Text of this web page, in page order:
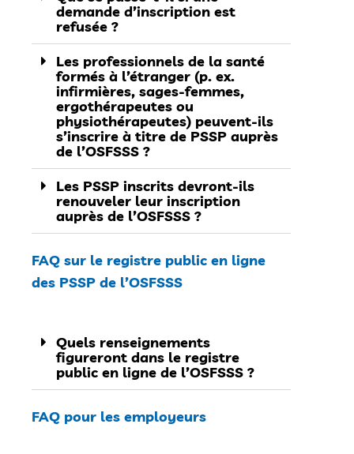
demande d’inscription est
refusée ?
Les professionnels de la santé
formés à l’étranger (p. ex.
infirmières, sages-femmes,
ergothérapeutes ou
physiothérapeutes) peuvent-ils
s’inscrire à titre de PSSP auprès
de l’OSFSSS ?
Les PSSP inscrits devront-ils
renouveler leur inscription
auprès de l’OSFSSS ?
FAQ sur le registre public en ligne
des PSSP de l’OSFSSS
Quels renseignements
figureront dans le registre
public en ligne de l’OSFSSS ?
FAQ pour les employeurs